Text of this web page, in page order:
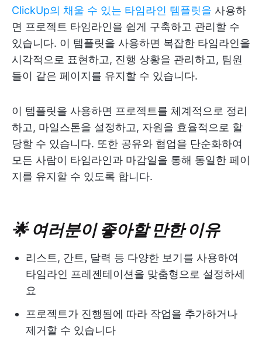
ClickUp의 채울 수 있는 타임라인 템플릿을 사용하
면 프로젝트 타임라인을 쉽게 구축하고 관리할 수
있습니다. 이 템플릿을 사용하면 복잡한 타임라인을
시각적으로 표현하고, 진행 상황을 관리하고, 팀원
들이 같은 페이지를 유지할 수 있습니다.
이 템플릿을 사용하면 프로젝트를 체계적으로 정리
하고, 마일스톤을 설정하고, 자원을 효율적으로 할
당할 수 있습니다. 또한 공유와 협업을 단순화하여
모든 사람이 타임라인과 마감일을 통해 동일한 페이
지를 유지할 수 있도록 합니다.
🌟 여러분이 좋아할 만한 이유
리스트, 간트, 달력 등 다양한 보기를 사용하여
타임라인 프레젠테이션을 맞춤형으로 설정하세
요
프로젝트가 진행됨에 따라 작업을 추가하거나
제거할 수 있습니다